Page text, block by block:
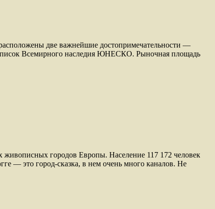
две важнейшие достопримечательности —
Всемирного наследия ЮНЕСКО. Рыночная площадь
городов Европы. Население 117 172 человек
— это город-сказка, в нем очень много каналов. Не